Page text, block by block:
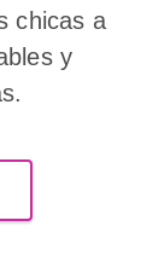
chicas a
y